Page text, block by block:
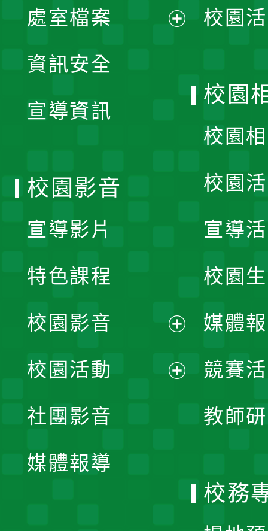
單
處室檔案
資訊安全
宣導資訊
校園
校園
校園
校園
宣導
校園
媒體
競賽
教師
校園影音
宣導影片
特色課程
校園影音
開
校園活動
社團影音
媒體報導
校務